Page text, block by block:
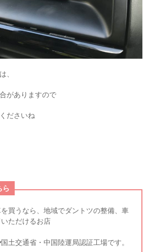
、
がありますので
ださいね
ら
買うなら、地域でダントツの整備、車
ただけるお店
国土交通省・中国陸運局認証工場です。